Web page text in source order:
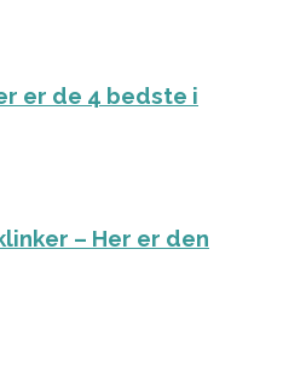
er de 4 bedste i
– Her er den